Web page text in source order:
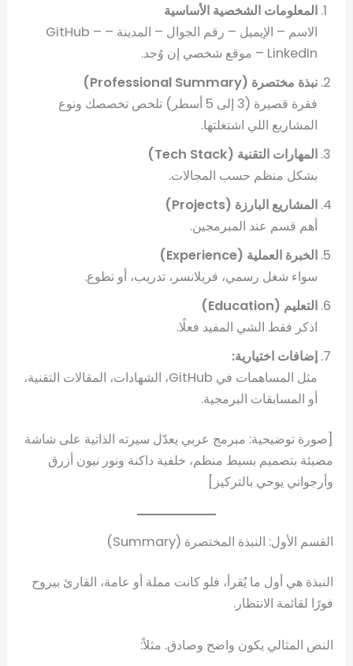
المعلومات الشخصية الأساسية
الاسم – الإيميل – رقم الجوال – المدينة – GitHub –
LinkedIn – موقع شخصي إن وُجد.
نبذة مختصرة (Professional Summary)
فقرة قصيرة (3 إلى 5 أسطر) تلخص تخصصك ونوع
المشاريع اللي اشتغلتها.
المهارات التقنية (Tech Stack)
بشكل منظم حسب المجالات.
المشاريع البارزة (Projects)
أهم قسم عند المبرمجين.
الخبرة العملية (Experience)
سواء شغل رسمي، فريلانسر، تدريب، أو تطوع.
التعليم (Education)
اذكر فقط الشي المفيد فعلًا.
إضافات اختيارية:
مثل المساهمات في GitHub، الشهادات، المقالات التقنية،
أو المسابقات البرمجية.
[صورة توضيحية: مبرمج عربي يعدّل سيرته الذاتية على شاشة
مضيئة بتصميم بسيط منظم، خلفية داكنة ونور نيون أزرق
وأرجواني يوحي بالتركيز]
القسم الأول: النبذة المختصرة (Summary)
النبذة هي أول ما يُقرأ، فلو كانت مملة أو عامة، القارئ بيروح
فورًا لقائمة الانتظار.
النص المثالي يكون واضح وصادق. مثلاً: